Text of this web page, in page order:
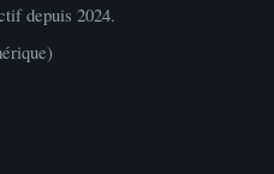
depuis 2024.